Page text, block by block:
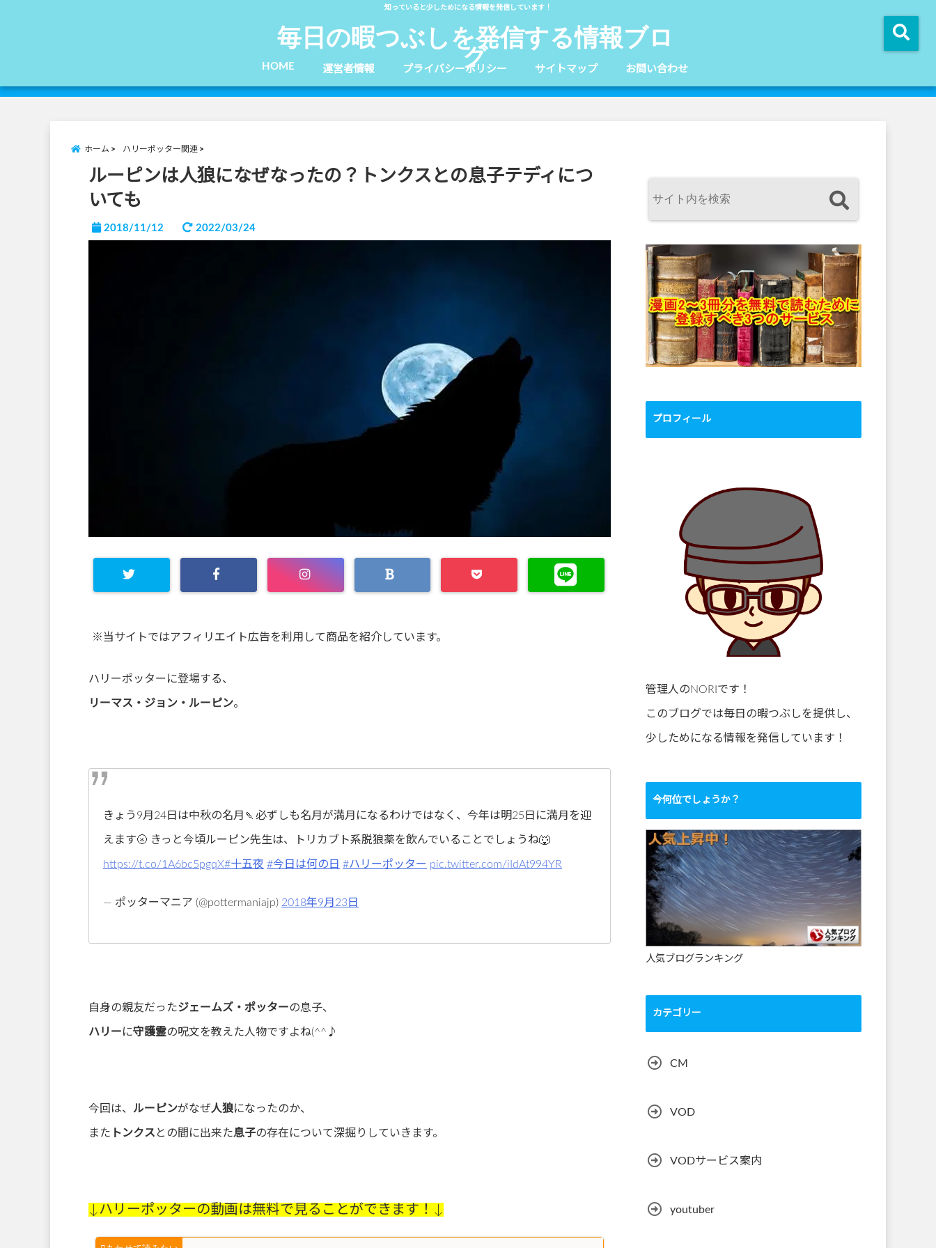
知っていると少しためになる情報を発信しています！
毎日の暇つぶしを発信する情報ブロ
グ
HOME 運営者情報 プライバシーポリシー サイトマップ お問い合わせ
ホーム ハリーポッター関連
ルーピンは人狼になぜなったの？トンクスとの息子テディにつ
いても
2018/11/12 2022/03/24
※当サイトではアフィリエイト広告を利用して商品を紹介しています。
ハリーポッターに登場する、
リーマス・ジョン・ルーピン。
きょう9月24日は中秋の名月🍡必ずしも名月が満月になるわけではなく、今年は明25日に満月を迎
えます🌝 きっと今頃ルーピン先生は、トリカブト系脱狼薬を飲んでいることでしょうね🐺
https://t.co/1A6bc5pgqX#十五夜 #今日は何の日 #ハリーポッター pic.twitter.com/iIdAt994YR
— ポッターマニア (@pottermaniajp) 2018年9月23日
自身の親友だったジェームズ・ポッターの息子、
ハリーに守護霊の呪文を教えた人物ですよね(^^♪
今回は、 ルーピンがなぜ人狼になったのか、
また トンクス との間に出来た息子の存在について深掘りしていきます。
↓ハリーポッターの動画は無料で見ることができます！↓
プロフィール
管理人のNORIです！
このブログでは毎日の暇つぶしを提供し、
少しためになる情報を発信しています！
今何位でしょうか？
人気ブログランキング
カテゴリー
CM
VOD
VODサービス案内
youtuber